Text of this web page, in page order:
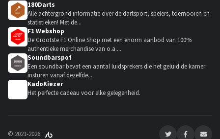
180Darts
Alle achtergrond informatie over de dartsport, spelers, toernooien en
statistieken! Met de...
F1 Webshop
De Grootste F1 Online Shop met een enorm aanbod van 100%
authentieke merchandise van o.a....
Soundbarspot
Een soundbar bevat een aantal luidsprekers die het geluid de kamer
insturen vanaf dezelfde...
KadoKiezer
Het perfecte cadeau voor elke gelegenheid.
© 2021-2026